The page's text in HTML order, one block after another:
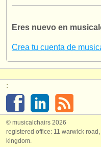
jóvenes orquestas
musicalchairs:
acerca de
fuentes rss
noticias sobre
Eres nuevo en
Crea tu cuenta de
:
© musicalchairs 2026
registered office: 11 warwick
kingdom.